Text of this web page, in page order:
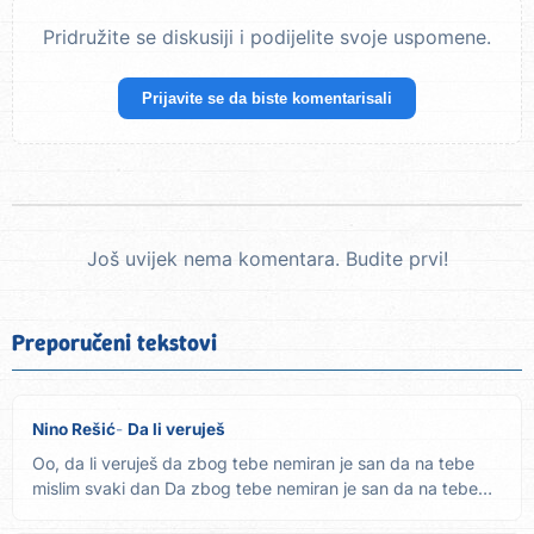
Pridružite se diskusiji i podijelite svoje uspomene.
Prijavite se da biste komentarisali
Još uvijek nema komentara. Budite prvi!
Preporučeni tekstovi
Nino Rešić Da li veruješ
Oo, da li veruješ da zbog tebe nemiran je san da na tebe
mislim svaki dan Da zbog tebe nemiran je san da na tebe